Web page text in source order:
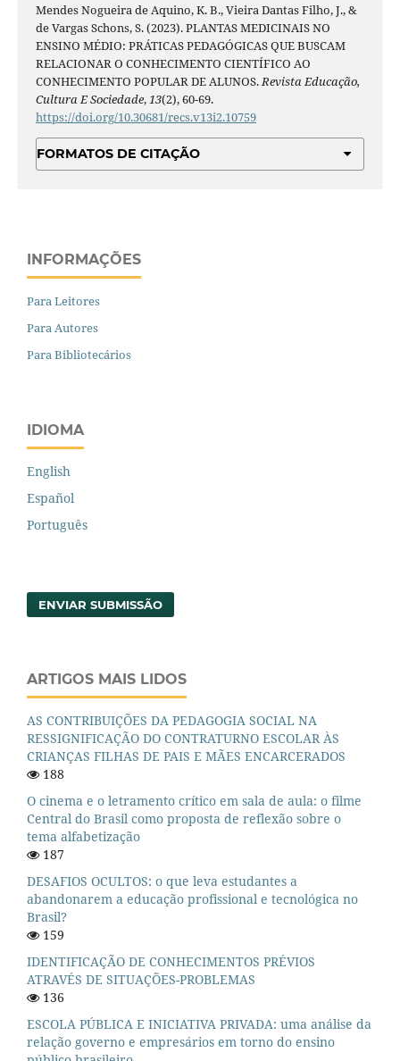
Mendes Nogueira de Aquino, K. B., Vieira Dantas Filho, J., &
de Vargas Schons, S. (2023). PLANTAS MEDICINAIS NO
ENSINO MÉDIO: PRÁTICAS PEDAGÓGICAS QUE BUSCAM
RELACIONAR O CONHECIMENTO CIENTÍFICO AO
CONHECIMENTO POPULAR DE ALUNOS. Revista Educação,
Cultura E Sociedade, 13(2), 60-69.
https://doi.org/10.30681/recs.v13i2.10759
FORMATOS DE CITAÇÃO
INFORMAÇÕES
Para Leitores
Para Autores
Para Bibliotecários
IDIOMA
English
Español
Português
ENVIAR SUBMISSÃO
ARTIGOS MAIS LIDOS
AS CONTRIBUIÇÕES DA PEDAGOGIA SOCIAL NA
RESSIGNIFICAÇÃO DO CONTRATURNO ESCOLAR ÀS
CRIANÇAS FILHAS DE PAIS E MÃES ENCARCERADOS
188
O cinema e o letramento crítico em sala de aula: o filme
Central do Brasil como proposta de reflexão sobre o
tema alfabetização
187
DESAFIOS OCULTOS: o que leva estudantes a
abandonarem a educação profissional e tecnológica no
Brasil?
159
IDENTIFICAÇÃO DE CONHECIMENTOS PRÉVIOS
ATRAVÉS DE SITUAÇÕES-PROBLEMAS
136
ESCOLA PÚBLICA E INICIATIVA PRIVADA: uma análise da
relação governo e empresários em torno do ensino